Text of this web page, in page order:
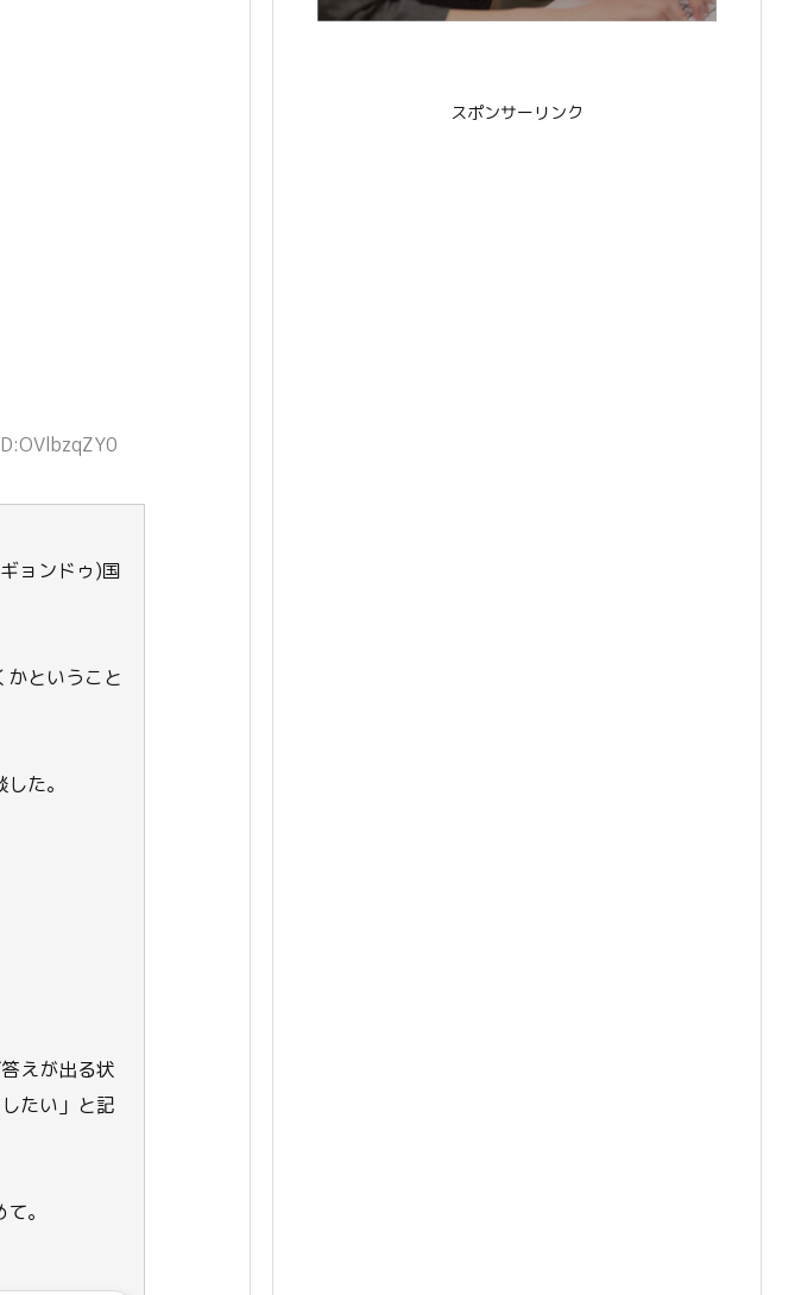
ョンドゥ)国
ということ
た。
えが出る状
たい」と記
。
スポンサーリンク